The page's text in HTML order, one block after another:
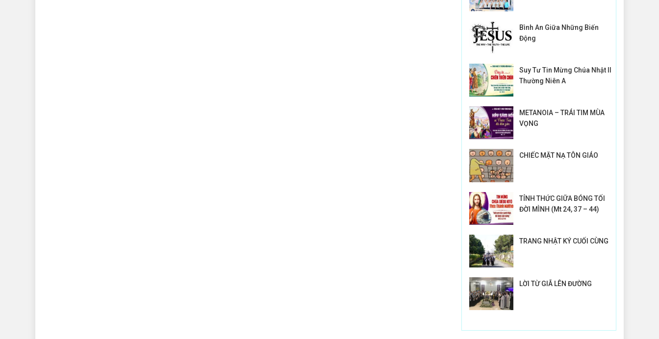
Bình An Giữa Những Biến
Động
Suy Tư Tin Mừng Chúa Nhật II
Thường Niên A
METANOIA – TRÁI TIM MÙA
VỌNG
CHIẾC MẶT NẠ TÔN GIÁO
TỈNH THỨC GIỮA BÓNG TỐI
ĐỜI MÌNH (Mt 24, 37 – 44)
TRANG NHẬT KÝ CUỐI CÙNG
LỜI TỪ GIÃ LÊN ĐƯỜNG